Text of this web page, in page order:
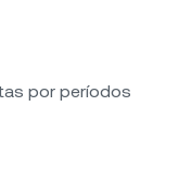
por períodos